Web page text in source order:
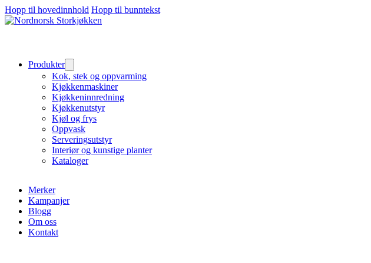
Hopp til hovedinnhold Hopp til bunntekst
Produkter
Kok, stek og oppvarming
Kjøkkenmaskiner
Kjøkkeninnredning
Kjøkkenutstyr
Kjøl og frys
Oppvask
Serveringsutstyr
Interiør og kunstige planter
Kataloger
Merker
Kampanjer
Blogg
Om oss
Kontakt